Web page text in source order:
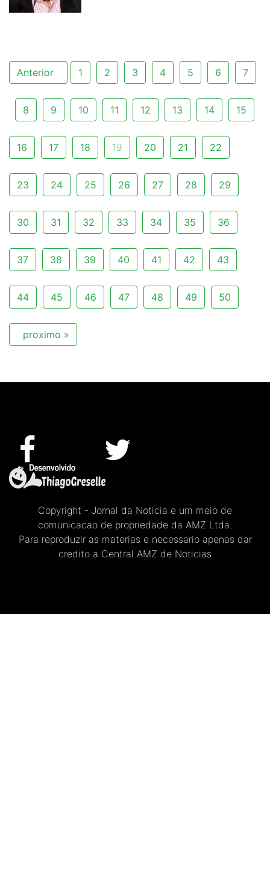
Anterior 1 2 3 4 5 6 7
8 9 10 11 12 13 14 15
16 17 18 19 20 21 22
23 24 25 26 27 28 29
30 31 32 33 34 35 36
37 38 39 40 41 42 43
44 45 46 47 48 49 50
proximo »
Copyright - Jornal da Noticia e um meio de
comunicacao de propriedade da AMZ Ltda.
Para reproduzir as materias e necessario apenas dar
credito a Central AMZ de Noticias